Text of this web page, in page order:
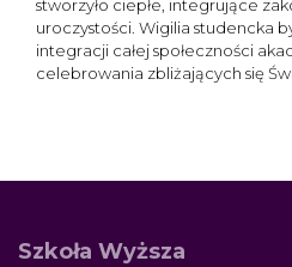
stworzyło ciepłe, integrujące
uroczystości. Wigilia studencka
integracji całej społeczności
celebrowania zbliżających się
Szkoła Wyższa